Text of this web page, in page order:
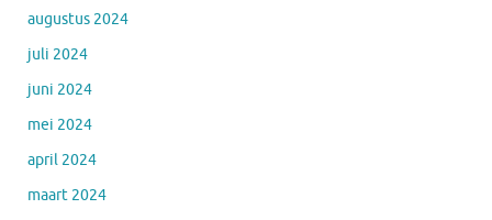
augustus 2024
juli 2024
juni 2024
mei 2024
april 2024
maart 2024